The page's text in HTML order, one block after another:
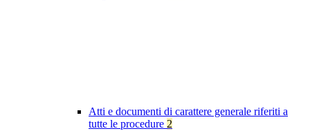
Atti e documenti di carattere generale riferiti a
tutte le procedure 2